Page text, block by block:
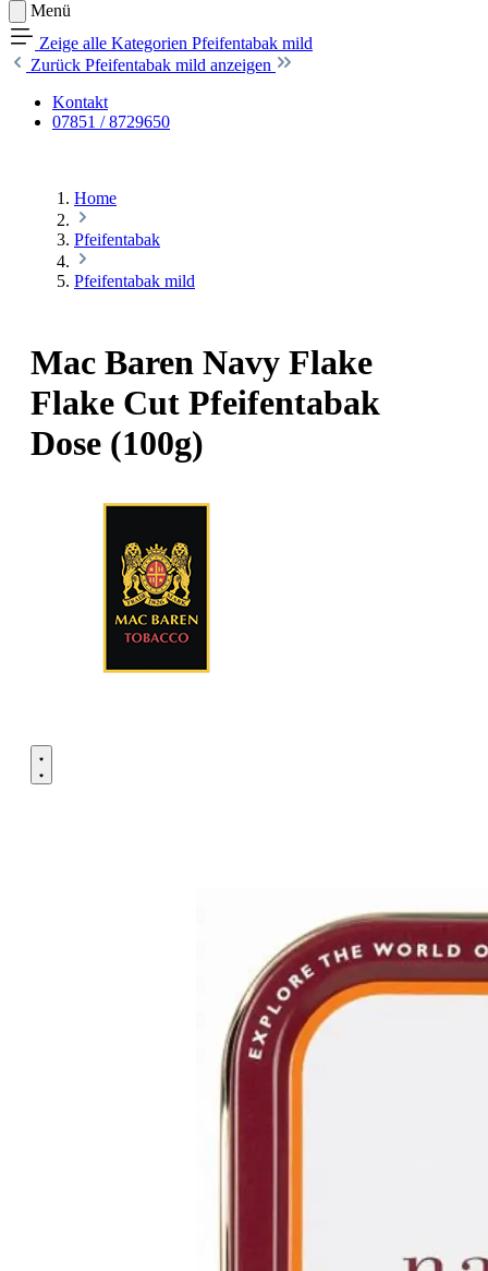
Menü
Zeige alle Kategorien Pfeifentabak mild
Zurück Pfeifentabak mild anzeigen
Kontakt
07851 / 8729650
Home
Pfeifentabak
Pfeifentabak mild
Mac Baren Navy Flake
Flake Cut Pfeifentabak
Dose (100g)